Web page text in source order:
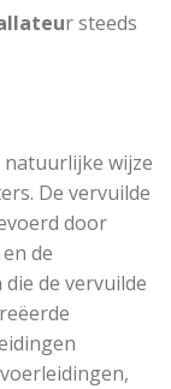
r steeds
wijze
De vervuilde
door
de
de vervuilde